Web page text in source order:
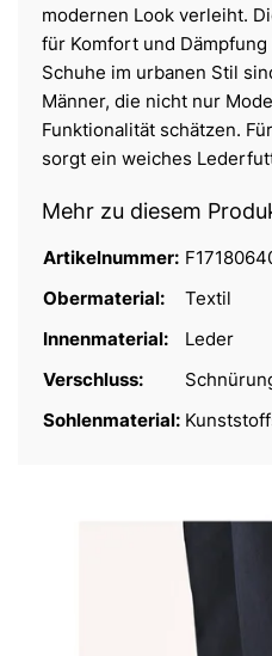
modernen Look verleiht.
für Komfort und
Schuhe im urbanen Stil
Männer, die nicht nur
Funktionalität schätzen.
sorgt ein weiches
Mehr zu diesem
Artikelnummer:
Obermaterial:
Textil
Innenmaterial:
Leder
Verschluss:
Sohlenmaterial: